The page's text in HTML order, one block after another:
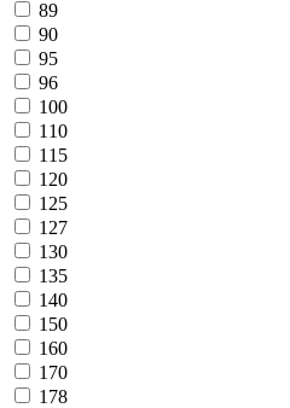
89
90
95
96
100
110
115
120
125
127
130
135
140
150
160
170
178